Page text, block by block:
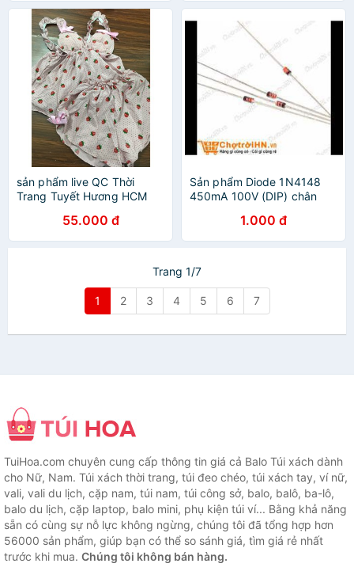
sản phẩm live QC Thời
Trang Tuyết Hương HCM
55.000 đ
Sản phẩm Diode 1N4148
450mA 100V (DIP) chân
1.000 đ
Trang 1/7
1 2 3 4 5 6 7
TuiHoa.com chuyên cung cấp thông tin giá cả Balo Túi xách dành
cho Nữ, Nam. Túi xách thời trang, túi đeo chéo, túi xách tay, ví nữ,
vali, vali du lịch, cặp nam, túi nam, túi công sở, balo, balô, ba-lô,
balo du lịch, cặp laptop, balo mini, phụ kiện túi ví... Bằng khả năng
sẵn có cùng sự nỗ lực không ngừng, chúng tôi đã tổng hợp hơn
56000 sản phẩm, giúp bạn có thể so sánh giá, tìm giá rẻ nhất
trước khi mua. Chúng tôi không bán hàng.